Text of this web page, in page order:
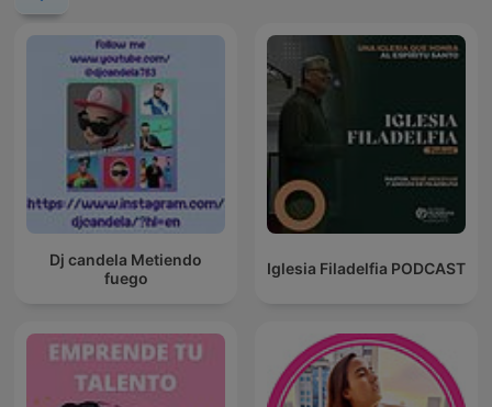
Dj candela Metiendo
fuego
Iglesia Filadelfia PODCAST